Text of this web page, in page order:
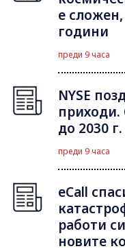
е
години
преди 9 часа
NYSE
приходи.
до 2030 г.
преди 9 часа
eCall
работи
новите